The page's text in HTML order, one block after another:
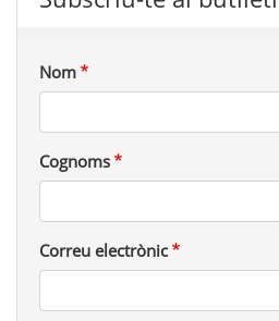
Nom
Cognoms
Correu electrònic